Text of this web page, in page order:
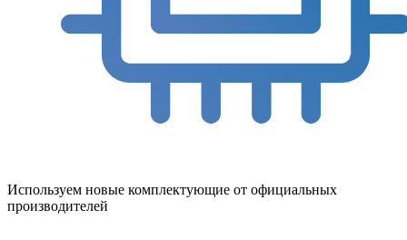
Используем новые комплектующие от официальных
производителей